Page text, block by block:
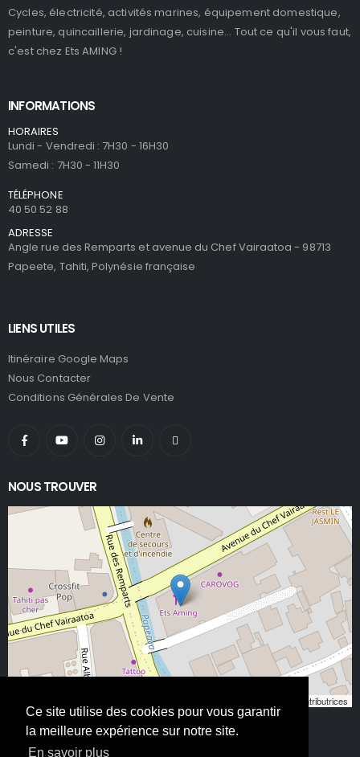
Ce site utilise des cookies pour vous garantir
la meilleure expérience sur notre site.
En savoir plus
Cycles, électricité, activités marines, équipement domestique,
peinture, quincaillerie, jardinage, cuisine... Tout ce qu'il vous faut,
c'est chez Ets AMING !
INFORMATIONS
HORAIRES
Lundi - Vendredi : 7H30 - 16H30
Samedi : 7H30 - 11H30
TÉLÉPHONE
40 50 52 88
ADRESSE
Angle rue des Remparts et avenue du Chef Vairaatoa - 98713
Papeete, Tahiti, Polynésie française
LIENS UTILES
Itinéraire Google Maps
Nous Contacter
Conditions Générales De Vente
NOUS TROUVER
contributeurs/contributrices